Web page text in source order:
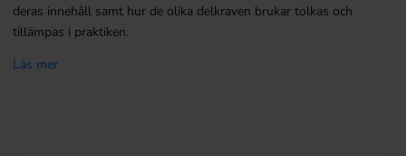
deras innehåll samt hur de olika delkraven brukar tolkas och
tillämpas i praktiken.
Läs mer